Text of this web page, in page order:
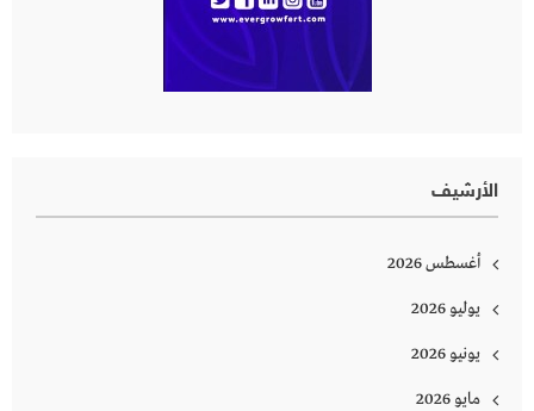
الأرشيف
أغسطس 2026
يوليو 2026
يونيو 2026
مايو 2026